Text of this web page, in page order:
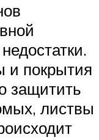
и покрытия
защитить
листвы